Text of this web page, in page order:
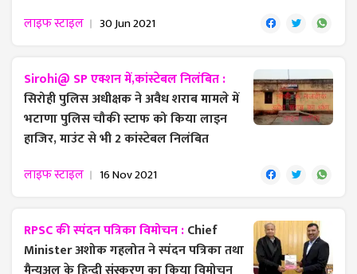
लाइफ स्टाइल 30 Jun 2021
Sirohi@ SP एक्शन में,कांस्टेबल निलंबित :
सिरोही पुलिस अधीक्षक ने अवैध शराब मामले में
भटाणा पुलिस चौकी स्टाफ को किया लाइन
हाजिर, माउंट से भी 2 कांस्टेबल निलंबित
लाइफ स्टाइल 16 Nov 2021
RPSC की स्पंदन पत्रिका विमोचन :Chief
Minister अशोक गहलोत ने स्पंदन पत्रिका तथा